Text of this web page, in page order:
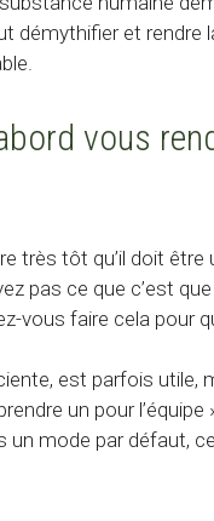
démythifier et
vous
très tôt qu’il doit
pas ce que c’est
vous faire cela pour
est parfois utile,
un pour
un mode par défaut,